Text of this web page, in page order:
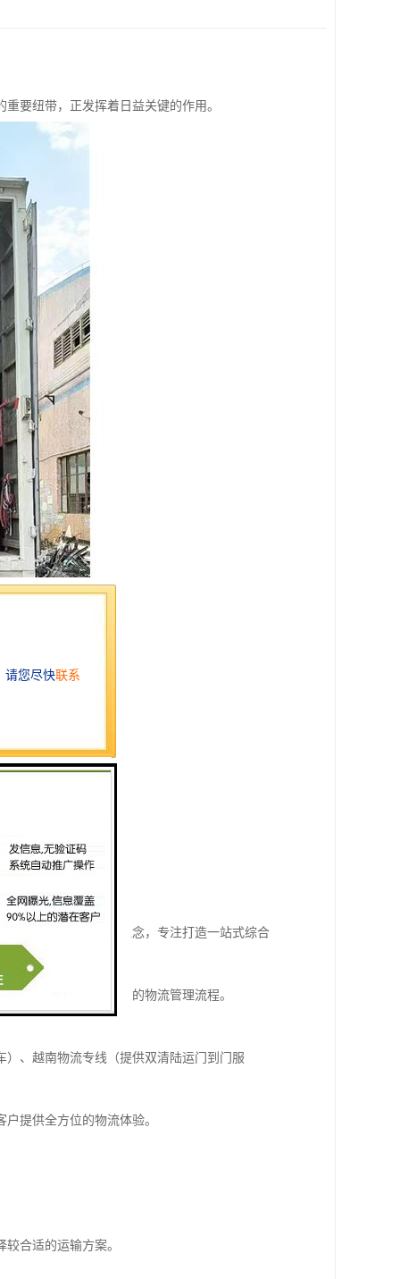
要纽带，正发挥着日益关键的作用。
力的重要一环。
以客户为中心的服务理念，专注打造一站式综合
题，极大简化了企业的物流管理流程。
、越南物流专线（提供双清陆运门到门服
提供全方位的物流体验。
合适的运输方案。